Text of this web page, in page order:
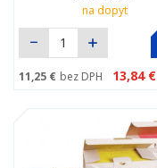
na dopyt
11,25 € bez DPH 13,84 €